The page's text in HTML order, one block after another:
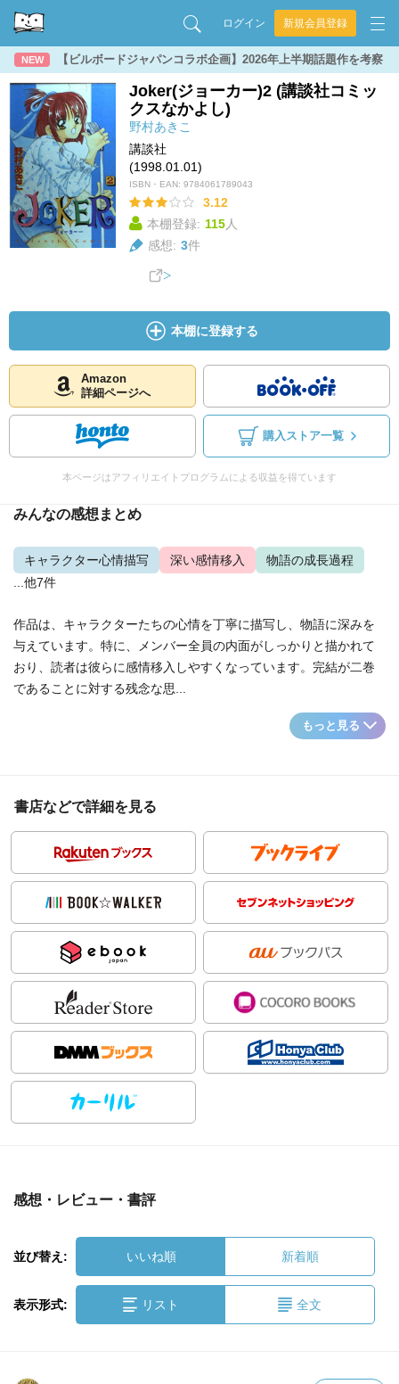
ログイン 新規会員登録
NEW 【ビルボードジャパンコラボ企画】2026年上半期話題作を考察
Joker(ジョーカー)2 (講談社コミッ
クスなかよし)
野村あきこ
講談社
(1998.01.01)
ISBN・EAN: 9784061789043
3.12
本棚登録: 115人
感想: 3件
本棚に登録する
Amazon
詳細ページへ
購入ストア一覧
本ページはアフィリエイトプログラムによる収益を得ています
みんなの感想まとめ
キャラクター心情描写 深い感情移入
物語の成長過程
...他7件
作品は、キャラクターたちの心情を丁寧に描写し、物語に深みを
与えています。特に、メンバー全員の内面がしっかりと描かれて
おり、読者は彼らに感情移入しやすくなっています。完結が二巻
であることに対する残念な思...
もっと見る
書店などで詳細を見る
感想・レビュー・書評
並び替え: いいね順 新着順
表示形式: リスト 全文